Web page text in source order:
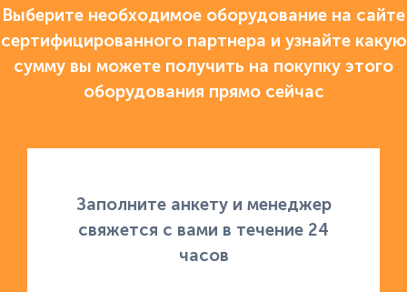
Выберите необходимое оборудование на сайте
сертифицированного партнера и узнайте какую
сумму вы можете получить на покупку этого
оборудования прямо сейчас
Заполните анкету и менеджер
свяжется с вами в течение 24
часов